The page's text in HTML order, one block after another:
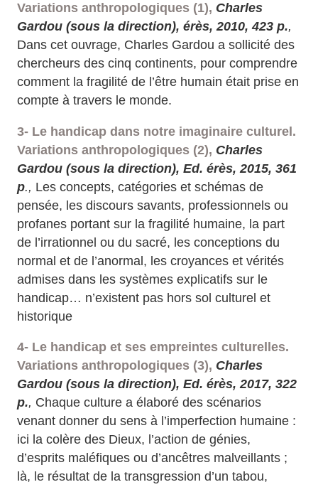
Variations anthropologiques (1), Charles
Gardou (sous la direction), érès, 2010, 423 p.,
Dans cet ouvrage, Charles Gardou a sollicité des
chercheurs des cinq continents, pour comprendre
comment la fragilité de l’être humain était prise en
compte à travers le monde.
3- Le handicap dans notre imaginaire culturel.
Variations anthropologiques (2), Charles
Gardou (sous la direction), Ed. érès, 2015, 361
p., Les concepts, catégories et schémas de
pensée, les discours savants, professionnels ou
profanes portant sur la fragilité humaine, la part
de l’irrationnel ou du sacré, les conceptions du
normal et de l’anormal, les croyances et vérités
admises dans les systèmes explicatifs sur le
handicap… n’existent pas hors sol culturel et
historique
4- Le handicap et ses empreintes culturelles.
Variations anthropologiques (3), Charles
Gardou (sous la direction), Ed. érès, 2017, 322
p., Chaque culture a élaboré des scénarios
venant donner du sens à l’imperfection humaine :
ici la colère des Dieux, l’action de génies,
d’esprits maléfiques ou d’ancêtres malveillants ;
là, le résultat de la transgression d’un tabou,